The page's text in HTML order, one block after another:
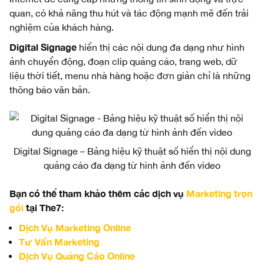
quan, có khả năng thu hút và tác động mạnh mẽ đến trải
nghiệm của khách hàng.
Digital Signage hiển thị các nội dung đa dạng như hình
ảnh chuyển động, đoạn clip quảng cáo, trang web, dữ
liệu thời tiết, menu nhà hàng hoặc đơn giản chỉ là những
thông báo văn bản.
Digital Signage – Bảng hiệu kỹ thuật số hiển thị nội dung
quảng cáo đa dạng từ hình ảnh đến video
Bạn có thể tham khảo thêm các dịch vụ Marketing trọn
gói tại The7:
Dịch Vụ Marketing Online
Tư Vấn Marketing
Dịch Vụ Quảng Cáo Online